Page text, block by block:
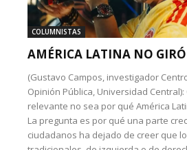
COLUMNISTAS
AMÉRICA LATINA NO
(Gustavo Campos, investigador
Opinión Pública, Universidad
relevante no sea por qué América
La pregunta es por qué una parte
ciudadanos ha dejado de creer que